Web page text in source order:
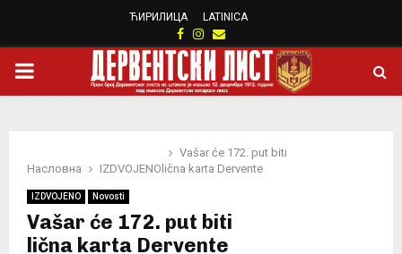
ЋИРИЛИЦА LATINICA
Facebook
Instagram
Email
PRIMARY
Насловна IZDVOJENO
Vašar će 172. put biti
lična karta Dervente
IZDVOJENO Novosti
Vašar će 172. put biti
lična karta Dervente